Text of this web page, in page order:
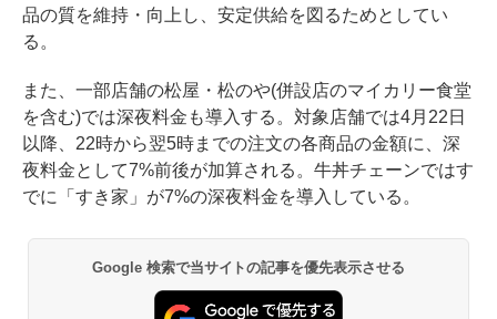
品の質を維持・向上し、安定供給を図るためとしてい
る。
また、一部店舗の松屋・松のや(併設店のマイカリー食堂
を含む)では深夜料金も導入する。対象店舗では4月22日
以降、22時から翌5時までの注文の各商品の金額に、深
夜料金として7%前後が加算される。牛丼チェーンではす
でに「すき家」が7%の深夜料金を導入している。
Google 検索で当サイトの記事を優先表示させる